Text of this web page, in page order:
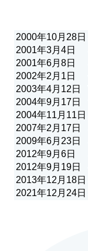
2000年10月28日
2001年3月4日
2001年6月8日
2002年2月1日
2003年4月12日
2004年9月17日
2004年11月11日
2007年2月17日
2009年6月23日
2012年9月6日
2012年9月19日
2013年12月18日
2021年12月24日